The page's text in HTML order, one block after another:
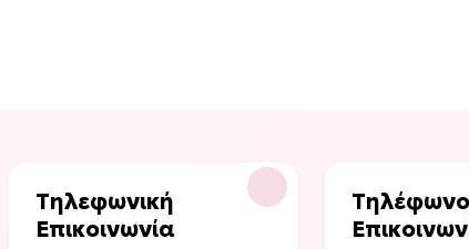
m
Τηλεφωνική
Επικοινωνία
Τηλέφωνο